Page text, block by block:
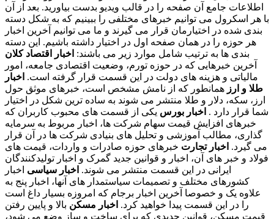
اطلاعات جامع آن صفحه را در قالب ویدیو بدست بیاورید. بعد از آن
با هر اسکرول می توانیم خبرهای مختلفی را ببینیم که به شکل دسته
بندی شده در اختیارمان قرار می گیرند و ما می توانیم آخرین اخبار
هر حوزه را در همان صفحه اول در اختیار داشته باشیم. این دسته
بندی ها به ترتیب شامل موارد زیر می باشند: اخبار اقتصاد کلان
آخرین خبرهایی که در حوزه تورم، وضعیت اقتصادی جامعه، امور
مالیاتی و هزینه های دولت در این قسمت قرار گرفته است. اخبار
طلا و ارز همانطور که از نامش مشخص است، خبرهای موثق حول
ارز، سکه، دلار و طلا منتشر می شوند به ساده ترین شکل در اختیار
شما قرار دارد . اخبار بورس یکی از قسمت های محبوب کاربران که
خبرهای افزایش قیمت سهام شرکت ها، اخبار مربوط به سرمایه
گذاری، مطالب آموزشی و تحلیل های بنیادی شرکت ها در آن قرار
می گیرد. اخبار تجارت خبرهای حوزه صادرات و واردات، قیمت های
فولاد و خبر های آن، اخبار و قوانین جدید گمرک و اخبار تولیدکنندگان
ایرانی در این قسمت منتشر می شوند. اخبار سیاسی اخبار
کشورهای مختلف و تصمیمات سیاستمدار های آنها، اخبار پنج به
علاوه یک و خصوصا آخرین اخبار برجام که امروزه بسیار داغ است
را در این قسمت پیدا خواهید کرد. اخبار مسکن بالا و پایین رفتن
قیمت مسکن، قوانین جدیدی که برای ساخت و ساز وضع می شود،